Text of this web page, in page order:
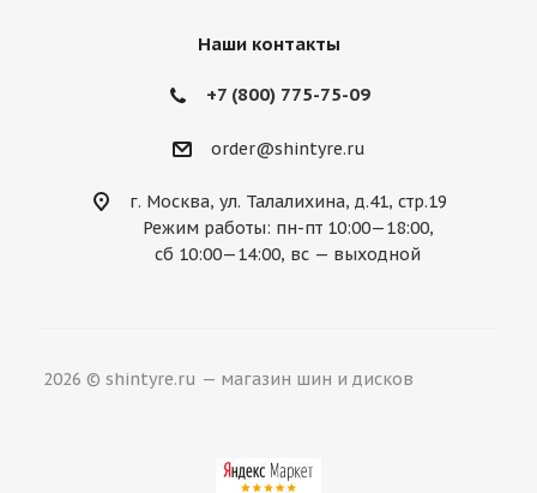
Наши контакты
+7 (800) 775-75-09
order@shintyre.ru
г. Москва, ул. Талалихина, д.41, стр.19
Режим работы: пн-пт 10:00—18:00,
сб 10:00—14:00, вс — выходной
2026 © shintyre.ru — магазин шин и дисков